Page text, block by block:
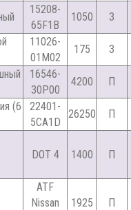
15208-
65F1B
1050 З
11026-
01M02
175 З
16546-
30P00
4200 П
(6
22401-
5CA1D
26250 П
DOT 4 1400 П
ATF
Nissan
1925 П